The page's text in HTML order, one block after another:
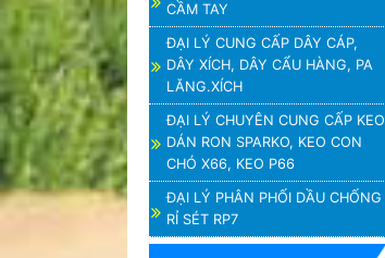
CẦM TAY
ĐẠI LÝ CUNG CẤP DÂY CÁP,
DÂY XÍCH, DÂY CẨU HÀNG, PA
LĂNG.XÍCH
ĐẠI LÝ CHUYÊN CUNG CẤP KEO
DÁN RON SPARKO, KEO CON
CHÓ X66, KEO P66
ĐẠI LÝ PHÂN PHỐI DẦU CHỐNG
RỈ SÉT RP7